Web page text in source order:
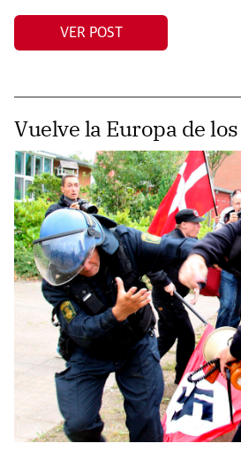
VER POST
Vuelve la Europa de